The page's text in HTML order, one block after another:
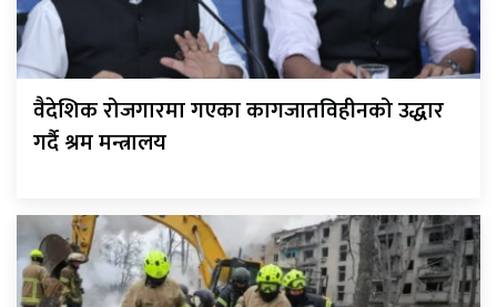
वैदेशिक रोजगारमा गएका कागजातविहीनको उद्धार
गर्दै श्रम मन्त्रालय